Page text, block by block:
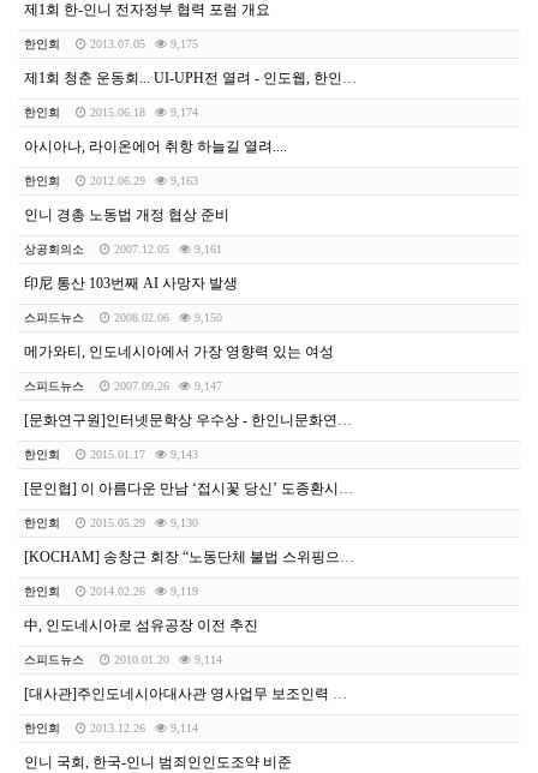
제1회 한-인니 전자정부 협력 포럼 개요
한인회 2013.07.05 9,175
제1회 청춘 운동회... UI-UPH전 열려 - 인도웹, 한인포스트
한인회 2015.06.18 9,174
아시아나, 라이온에어 취항 하늘길 열려....
한인회 2012.06.29 9,163
인니 경총 노동법 개정 협상 준비
상공회의소 2007.12.05 9,161
印尼 통산 103번째 AI 사망자 발생
스피드뉴스 2008.02.06 9,150
메가와티, 인도네시아에서 가장 영향력 있는 여성
스피드뉴스 2007.09.26 9,147
[문화연구원]인터넷문학상 우수상 - 한인니문화연구원장상 '손 없는 그들에게 내미는 손길'
한인회 2015.01.17 9,143
[문인협] 이 아름다운 만남 ‘접시꽃 당신’ 도종환시인과 함께 하는 시 낭송 및 문학 강연
한인회 2015.05.29 9,130
[KOCHAM] 송창근 회장 “노동단체 불법 스위핑으로 인니한인 투자 위축” - 월드코리안신문
한인회 2014.02.26 9,119
中, 인도네시아로 섬유공장 이전 추진
스피드뉴스 2010.01.20 9,114
[대사관]주인도네시아대사관 영사업무 보조인력 채용공고
한인회 2013.12.26 9,114
인니 국회, 한국-인니 범죄인인도조약 비준